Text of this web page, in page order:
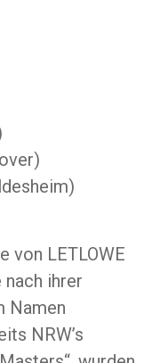
von LETLOWE
nach ihrer
Namen
NRW’s